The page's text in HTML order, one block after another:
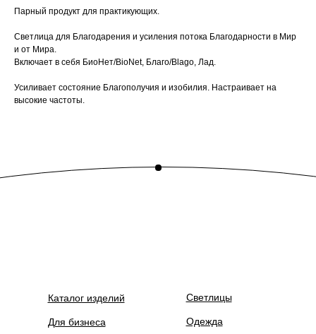
Парный продукт для практикующих.
Светлица для Благодарения и усиления потока Благодарности в Мир
и от Мира.
Включает в себя БиоНет/BioNet, Благо/Blago, Лад.
Усиливает состояние Благополучия и изобилия. Настраивает на
высокие частоты.
Каталог изделий
Для бизнеса Одежда
Светлицы